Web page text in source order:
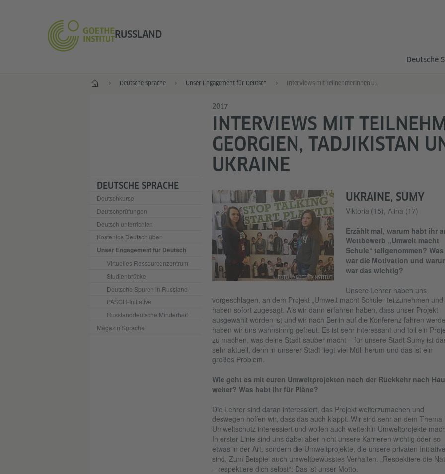
RUSSLAND
Deutsche
Start Deutsche Sprache Unser Engagement für Deutsch Interviews mit Teilnehmerinnen und Teilnehmern aus Georgien, Tadjikistan und der Ukraine
DEUTSCHE SPRACHE
Deutschkurse
Deutschprüfungen
Deutsch unterrichten
Kostenlos Deutsch üben
Unser Engagement für Deutsch
Virtuelles Ressourcenzentrum
Studienbrücke
Deutsche Spuren in Russland
PASCH-Initiative
Russlanddeutsche Minderheit
Magazin Sprache
2017
INTERVIEWS MIT
GEORGIEN, TADJIKISTAN
UKRAINE
FOTO: © GOETHE-INSTITUT
UKRAINE, SUMY
Viktoria (15), Аlina (17)
Erzählt mal, warum habt ihr
Wettbewerb „Umwelt macht
Schule“ teilgenommen? Was
war die Motivation und
war das wichtig?
Unsere Lehrer haben uns
vorgeschlagen, an dem Projekt „Umwelt macht Schule“ teilzunehmen und
haben sofort zugesagt. Als wir dann erfahren haben, dass unser Projekt
ausgewählt worden ist und wir nach Berlin auf die Konferenz fahren
haben wir uns wahnsinnig gefreut. Es ist sehr interessant und toll ein
zu machen, was deine Stadt sauber macht – für unsere Stadt Sumy ist
sehr aktuell, denn in unserer Stadt liegt viel Müll herum und das ist ein
großes Problem.
Wie geht es mit euren Umweltprojekten nach der Rückkehr nach
weiter? Was habt ihr für Pläne?
Die Lehrer sind daran interessiert, das Projekt weiterzumachen und
deswegen hoffen wir, dass das auch klappt. Wir sind sehr an dem Thema
Umweltschutz interessiert und wollen auch weiterhin Umweltprojekte
In erster Linie sind uns dabei aber nicht unsere Karrieren wichtig oder so
etwas in der Art, sondern die Umweltprojekte, die unsere privaten
sind. Zum Beispiel auch umweltbewusstes Verhalten. „Respektiere die
– respektiere dich selbst“: Das ist unser Motto.